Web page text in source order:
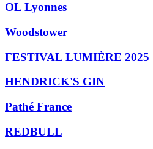
OL Lyonnes
Woodstower
FESTIVAL LUMIÈRE 2025
HENDRICK'S GIN
Pathé France
REDBULL